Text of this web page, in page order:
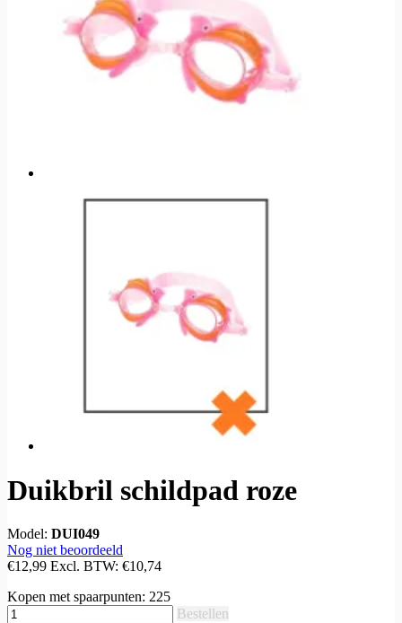
Duikbril schildpad roze
Model: DUI049
Nog niet beoordeeld
€12,99 Excl. BTW: €10,74
Kopen met spaarpunten: 225
Bestellen